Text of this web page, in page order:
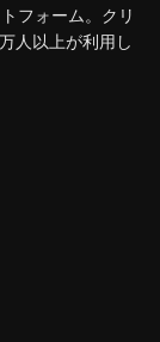
フォーム。クリ
人以上が利用し